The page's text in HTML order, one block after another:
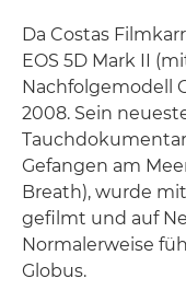
Da Costas
EOS 5D Mark II
Nachfolgemodell
2008. Sein
Gefangen am
Breath), wurde
gefilmt und auf
Normalerweise
Globus.